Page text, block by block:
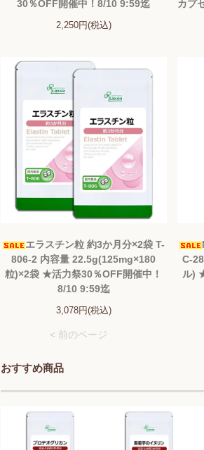
30％OFF開催中！8/10 9:59迄
2,250円(税込)
カプ
エラスチン粒 約3か月分×2袋 T-
806-2 内容量 22.5g(125mg×180
粒)×2袋 ★活力祭30％OFF開催中！
8/10 9:59迄
3,078円(税込)
C-
ル)
< 前のページ
おすすめ商品